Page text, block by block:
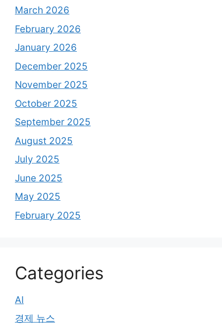
March 2026
February 2026
January 2026
December 2025
November 2025
October 2025
September 2025
August 2025
July 2025
June 2025
May 2025
February 2025
Categories
AI
경제 뉴스